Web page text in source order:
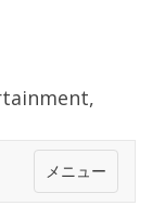
メニュー